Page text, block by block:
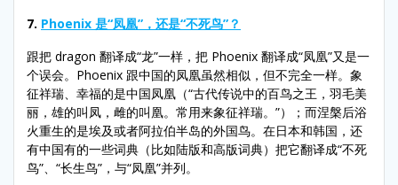
7. Phoenix 是“凤凰”，还是“不死鸟”？
跟把 dragon 翻译成“龙”一样，把 Phoenix 翻译成“凤凰”又是一
个误会。Phoenix 跟中国的凤凰虽然相似，但不完全一样。象
征祥瑞、幸福的是中国凤凰（“古代传说中的百鸟之王，羽毛美
丽，雄的叫凤，雌的叫凰。常用来象征祥瑞。”）；而涅槃后浴
火重生的是埃及或者阿拉伯半岛的外国鸟。在日本和韩国，还
有中国有的一些词典（比如陆版和高版词典）把它翻译成“不死
鸟”、“长生鸟”，与“凤凰”并列。